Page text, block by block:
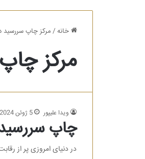
خانه /مرکز چاپ سررسید
مرکز
ویدا علیپور 5 ژوئن 2024
چاپ سررسید
در دنیای امروزی پر از